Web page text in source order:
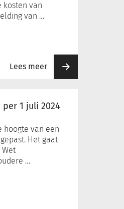
kosten van
van …
Lees meer
1 juli 2024
hoogte van een
Het gaat
…